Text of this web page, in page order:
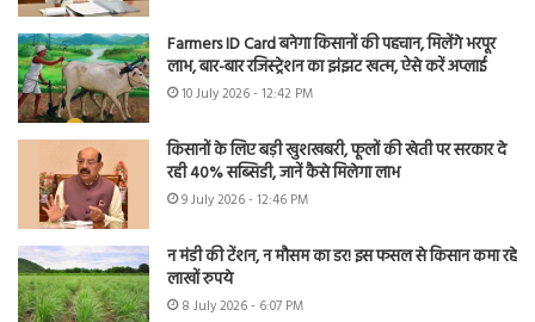
Farmers ID Card बनेगा किसानों की पहचान, मिलेंगे भरपूर
लाभ, बार-बार रजिस्ट्रेशन का झंझट खत्म, ऐसे करें अप्लाई
10 July 2026 - 12:42 PM
किसानों के लिए बड़ी खुशखबरी, फूलों की खेती पर सरकार दे
रही 40% सब्सिडी, जानें कैसे मिलेगा लाभ
9 July 2026 - 12:46 PM
न मंडी की टेंशन, न मौसम का डर! इस फसल से किसान कमा रहे
लाखों रुपये
8 July 2026 - 6:07 PM